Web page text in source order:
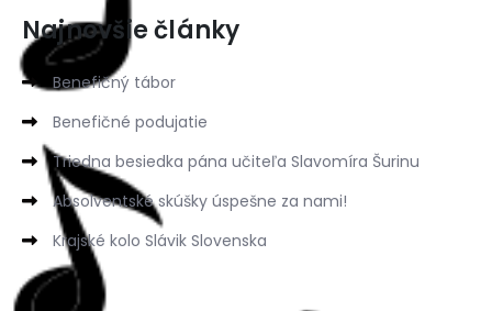
Najnovšie články
Benefičný tábor
Benefičné podujatie
Triedna besiedka pána učiteľa Slavomíra Šurinu
Absolventské skúšky úspešne za nami!
Krajské kolo Slávik Slovenska